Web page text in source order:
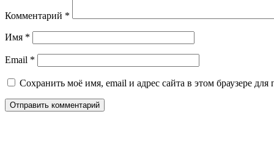
Комментарий *
Имя *
Email *
Сохранить моё имя, email и адрес сайта в этом браузере